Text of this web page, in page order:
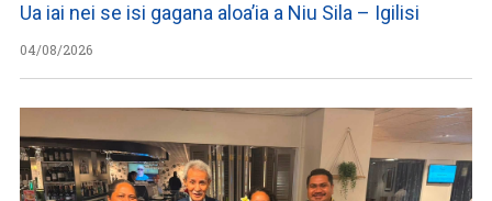
Ua iai nei se isi gagana aloa’ia a Niu Sila – Igilisi
04/08/2026